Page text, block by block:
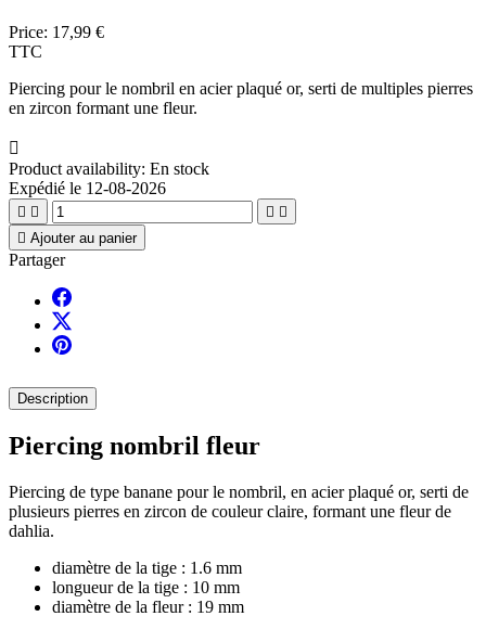
Price: 17,99 €
TTC
Piercing pour le nombril en acier plaqué or, serti de multiples pierres
en zircon formant une fleur.

Product availability: En stock
Expédié le 12-08-2026
   
 Ajouter au panier
Partager
Description
Piercing nombril fleur
Piercing de type banane pour le nombril, en acier plaqué or, serti de
plusieurs pierres en zircon de couleur claire, formant une fleur de
dahlia.
diamètre de la tige : 1.6 mm
longueur de la tige : 10 mm
diamètre de la fleur : 19 mm